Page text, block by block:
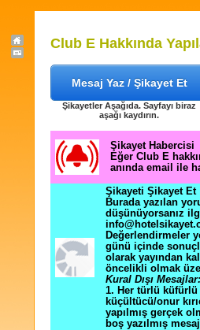
Club E Hakkında
Mesaj Yaz / Şikayet Et
Şikayetler Aşağıda. Sayfayı biraz
aşağı kaydırın.
Şikayet Habercisi
Eğer Club E
anında email ile
Şikayeti Şikayet Et
Burada yazılan
düşünüyorsanız
Değerlendirmeler
günü içinde
olarak yayından
öncelikli olmak
Kural Dışı Mesajlar:
1. Her türlü
küçültücü/onur
yapılmış gerçek
boş yazılmış